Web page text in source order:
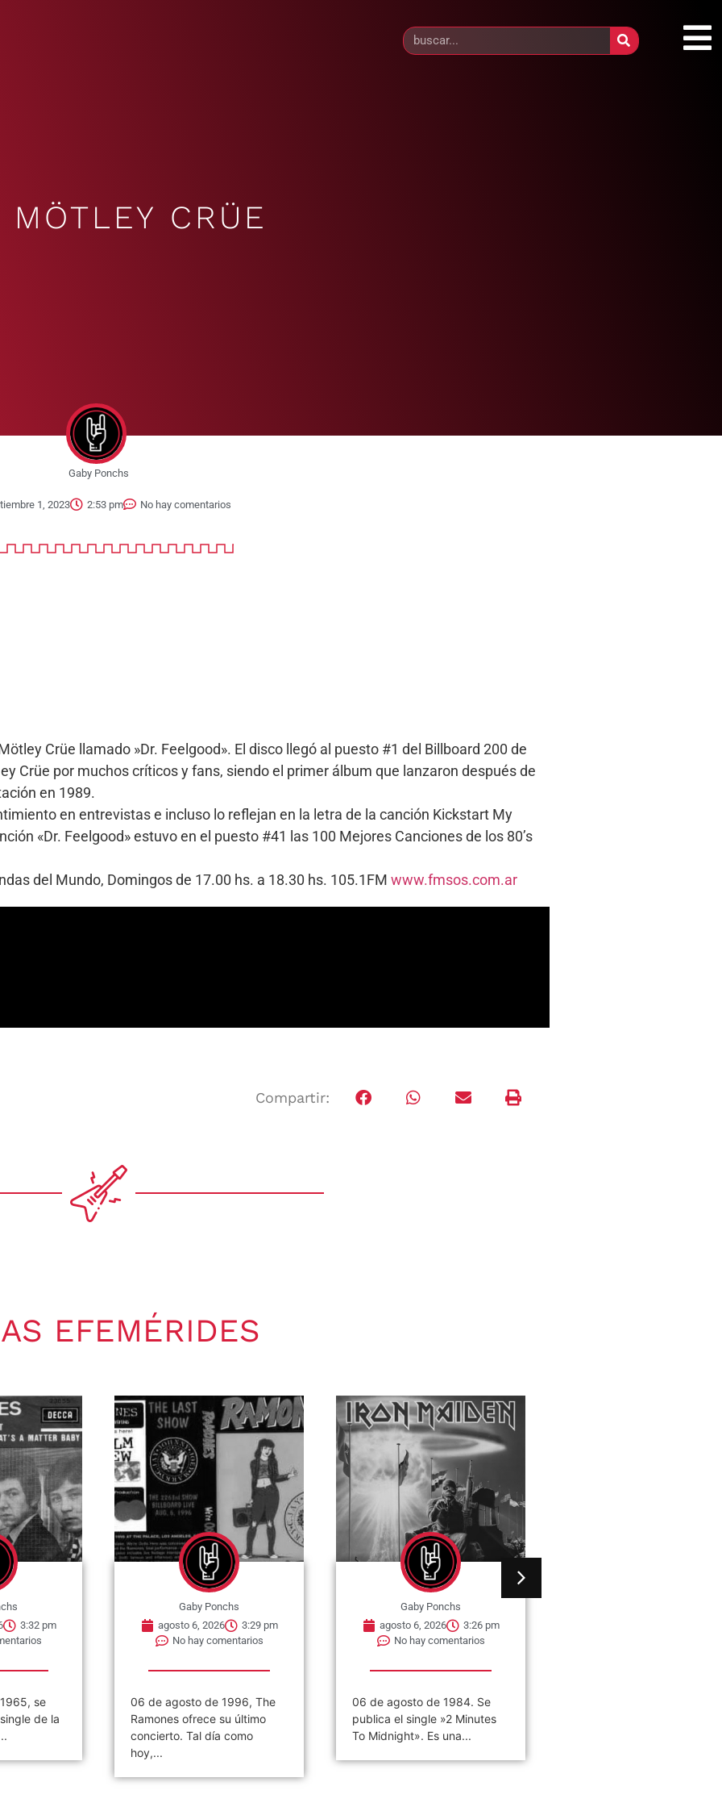
MÖTLEY CRÜE
Gaby Ponchs
1, 2023 2:53 pm No hay comentarios
Crüe llamado »Dr. Feelgood». El disco llegó al puesto #1 del Billboard 200 de
Crüe por muchos críticos y fans, siendo el primer álbum que lanzaron después de
en 1989.
en entrevistas e incluso lo reflejan en la letra de la canción Kickstart My
«Dr. Feelgood» estuvo en el puesto #41 las 100 Mejores Canciones de los 80’s
del Mundo, Domingos de 17.00 hs. a 18.30 hs. 105.1FM www.fmsos.com.ar
Compartir:
EFEMÉRIDES
3:29 pm
The
último
Gaby Ponchs
agosto 6, 2026
3:26 pm
No hay comentarios
06 de agosto de 1984. Se
publica el single »2 Minutes
To Midnight». Es una...
Gaby Ponchs
agosto 6, 2026
3:22 pm
No hay comentarios
«VIVO COSQUÍN ROCK»
(PAPPO) 06 De Agosto del
2021 Disco en vivo póstumo